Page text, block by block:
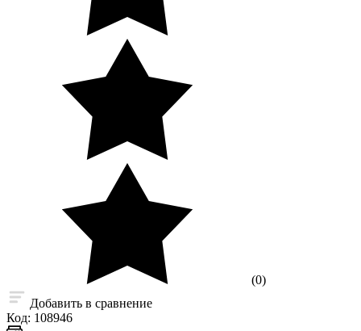
(0)
Добавить в сравнение
Код: 108946